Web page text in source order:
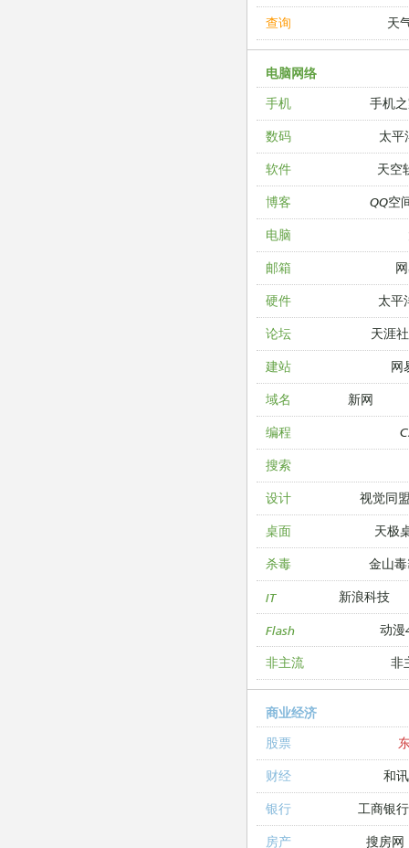
查询 天
电脑网络
手机
手机
数码 太平
软件 天空
博客 QQ空
电脑
邮箱
硬件 太平
论坛 天涯
建站 网
域名 新网
编程
搜索
设计 视觉同
桌面 天极
杀毒 金山
IT 新浪科技
Flash 动漫
非主流 非
商业经济
股票
财经 和
银行 工商银行
房产 搜房网